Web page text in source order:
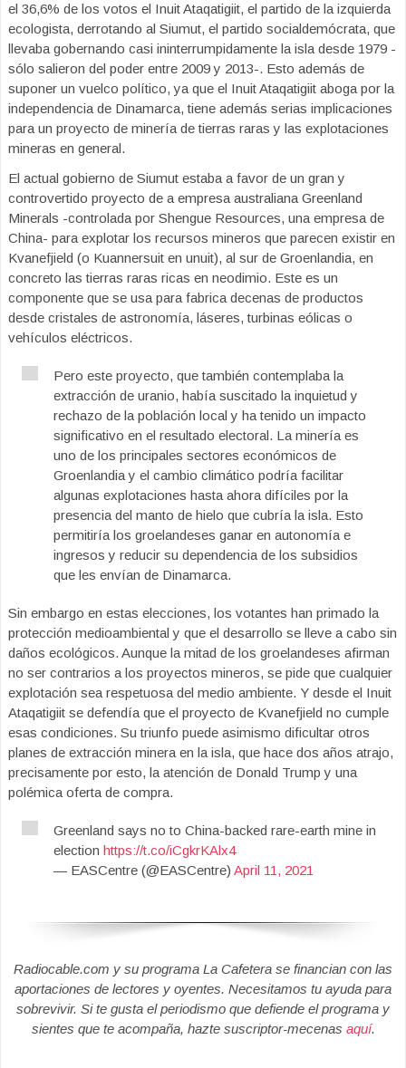
el 36,6% de los votos el Inuit Ataqatigiit, el partido de la izquierda
ecologista, derrotando al Siumut, el partido socialdemócrata, que
llevaba gobernando casi ininterrumpidamente la isla desde 1979 -
sólo salieron del poder entre 2009 y 2013-. Esto además de
suponer un vuelco político, ya que el Inuit Ataqatigiit aboga por la
independencia de Dinamarca, tiene además serias implicaciones
para un proyecto de minería de tierras raras y las explotaciones
mineras en general.
El actual gobierno de Siumut estaba a favor de un gran y
controvertido proyecto de a empresa australiana Greenland
Minerals -controlada por Shengue Resources, una empresa de
China- para explotar los recursos mineros que parecen existir en
Kvanefjield (o Kuannersuit en unuit), al sur de Groenlandia, en
concreto las tierras raras ricas en neodimio. Este es un
componente que se usa para fabrica decenas de productos
desde cristales de astronomía, láseres, turbinas eólicas o
vehículos eléctricos.
Pero este proyecto, que también contemplaba la
extracción de uranio, había suscitado la inquietud y
rechazo de la población local y ha tenido un impacto
significativo en el resultado electoral. La minería es
uno de los principales sectores económicos de
Groenlandia y el cambio climático podría facilitar
algunas explotaciones hasta ahora difíciles por la
presencia del manto de hielo que cubría la isla. Esto
permitiría los groelandeses ganar en autonomía e
ingresos y reducir su dependencia de los subsidios
que les envían de Dinamarca.
Sin embargo en estas elecciones, los votantes han primado la
protección medioambiental y que el desarrollo se lleve a cabo sin
daños ecológicos. Aunque la mitad de los groelandeses afirman
no ser contrarios a los proyectos mineros, se pide que cualquier
explotación sea respetuosa del medio ambiente. Y desde el Inuit
Ataqatigiit se defendía que el proyecto de Kvanefjield no cumple
esas condiciones. Su triunfo puede asimismo dificultar otros
planes de extracción minera en la isla, que hace dos años atrajo,
precisamente por esto, la atención de Donald Trump y una
polémica oferta de compra.
Greenland says no to China-backed rare-earth mine in
election https://t.co/iCgkrKAlx4
— EASCentre (@EASCentre) April 11, 2021
Radiocable.com y su programa La Cafetera se financian con las
aportaciones de lectores y oyentes. Necesitamos tu ayuda para
sobrevivir. Si te gusta el periodismo que defiende el programa y
sientes que te acompaña, hazte suscriptor-mecenas aquí.